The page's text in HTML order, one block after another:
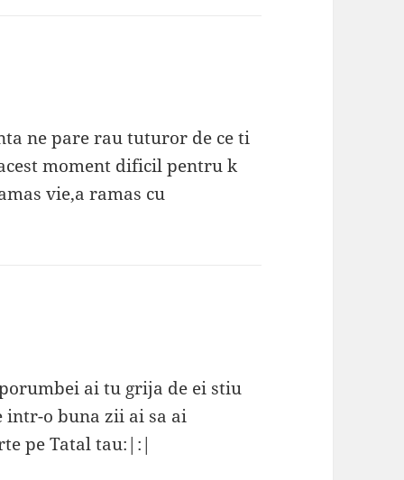
ne pare rau tuturor de ce ti
moment dificil pentru k
vie,a ramas cu
ai tu grija de ei stiu
intr-o buna zii ai sa ai
pe Tatal tau:|:|